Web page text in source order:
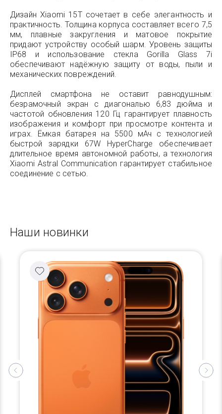
Дизайн Xiaomi 15T сочетает в себе элегантность и
практичность. Толщина корпуса составляет всего 7,5
мм, плавные закругления и матовое покрытие
придают устройству особый шарм. Уровень защиты
IP68 и использование стекла Gorilla Glass 7i
обеспечивают надёжную защиту от воды, пыли и
механических повреждений.
Дисплей смартфона не оставит равнодушным:
безрамочный экран с диагональю 6,83 дюйма и
частотой обновления 120 Гц гарантирует плавность
изображения и комфорт при просмотре контента и
играх. Ёмкая батарея на 5500 мАч с технологией
быстрой зарядки 67W HyperCharge обеспечивает
длительное время автономной работы, а технология
Xiaomi Astral Communication гарантирует стабильное
соединение с сетью.
Наши новинки